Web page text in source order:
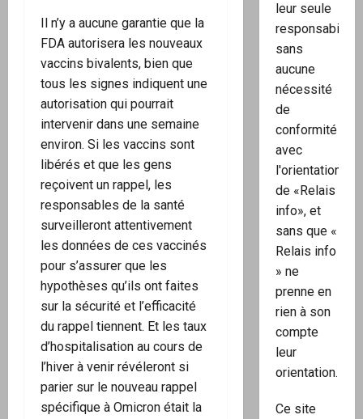
Il n’y a aucune garantie que la
FDA autorisera les nouveaux
vaccins bivalents, bien que
tous les signes indiquent une
autorisation qui pourrait
intervenir dans une semaine
environ. Si les vaccins sont
libérés et que les gens
reçoivent un rappel, les
responsables de la santé
surveilleront attentivement
les données de ces vaccinés
pour s’assurer que les
hypothèses qu’ils ont faites
sur la sécurité et l’efficacité
du rappel tiennent. Et les taux
d’hospitalisation au cours de
l’hiver à venir révéleront si
parier sur le nouveau rappel
spécifique à Omicron était la
leur seule
responsabilité,
sans
aucune
nécessité
de
conformité
avec
l'orientation
de «Relais
info», et
sans que «
Relais info
» ne
prenne en
rien à son
compte
leur
orientation.
Ce site